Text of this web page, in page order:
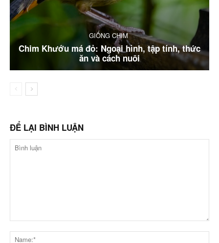
GIỐNG CHIM
Chim Khướu má đỏ: Ngoại hình, tập tính, thức
ăn và cách nuôi
ĐỂ LẠI BÌNH LUẬN
luận